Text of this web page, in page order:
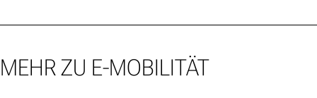
MEHR ZU E-MOBILITÄT